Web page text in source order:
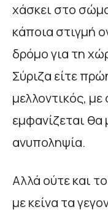
χάσκει στο
κάποια στιγμή
δρόμο για τη
Σύριζα είτε
μελλοντικός,
εμφανίζεται θα
ανυποληψία.
Αλλά ούτε και
με κείνα τα